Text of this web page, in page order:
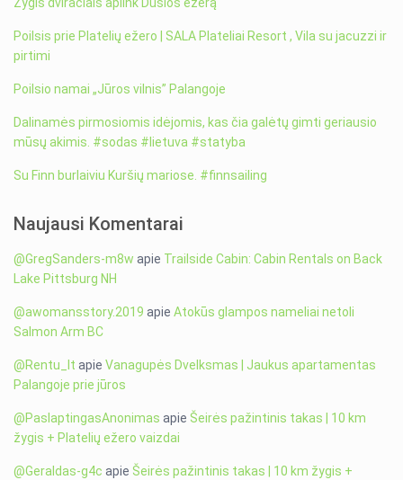
Poilsis prie Platelių ežero | SALA Plateliai Resort , Vila su jacuzzi ir
pirtimi
Poilsio namai „Jūros vilnis” Palangoje
Dalinamės pirmosiomis idėjomis, kas čia galėtų gimti geriausio
mūsų akimis. #sodas #lietuva #statyba
Su Finn burlaiviu Kuršių mariose. #finnsailing
Naujausi Komentarai
@GregSanders-m8w apie Trailside Cabin: Cabin Rentals on Back
Lake Pittsburg NH
@awomansstory.2019 apieAtokūs glampos nameliai netoli
Salmon Arm BC
@Rentu_lt apieVanagupės Dvelksmas | Jaukus apartamentas
Palangoje prie jūros
@PaslaptingasAnonimas apie Šeirės pažintinis takas | 10 km
žygis + Platelių ežero vaizdai
@Geraldas-g4c apie Šeirės pažintinis takas | 10 km žygis +